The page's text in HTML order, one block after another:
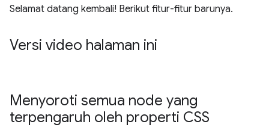
Selamat datang kembali! Berikut fitur-fitur barunya.
Versi video halaman ini
Menyoroti semua node yang
terpengaruh oleh properti CSS